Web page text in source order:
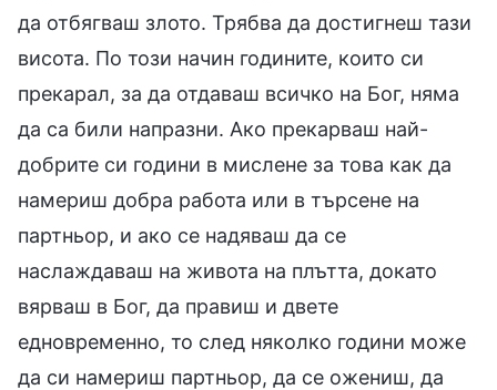
да отбягваш злото. Трябва да достигнеш тази
висота. По този начин годините, които си
прекарал, за да отдаваш всичко на Бог, няма
да са били напразни. Ако прекарваш най-
добрите си години в мислене за това как да
намериш добра работа или в търсене на
партньор, и ако се надяваш да се
наслаждаваш на живота на плътта, докато
вярваш в Бог, да правиш и двете
едновременно, то след няколко години може
да си намериш партньор, да се ожениш, да